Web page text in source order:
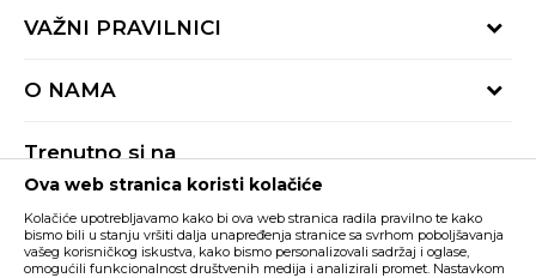
Radno vrijeme 9-16h
Načini isporuke
Reklamacije
VAŽNI PRAVILNICI
Pravila Sport&Bonus programa
O NAMA
BUZZ Shopovi
Postani dio BUZZ tima
Trenutno si na
Buzz Crna Gora PROMIJENI
Nastojimo da budemo što precizniji u opisu proizvoda, prikazu slika i samih
cijena, ali ne možemo garantovati da su sve informacije kompletne i bez
Ova web stranica koristi kolačiće
Kolačiće upotrebljavamo kako bi ova web stranica radila pravilno te kako
bismo bili u stanju vršiti dalja unapređenja stranice sa svrhom poboljšavanja
vašeg korisničkog iskustva, kako bismo personalizovali sadržaj i oglase,
omogućili funkcionalnost društvenih medija i analizirali promet. Nastavkom